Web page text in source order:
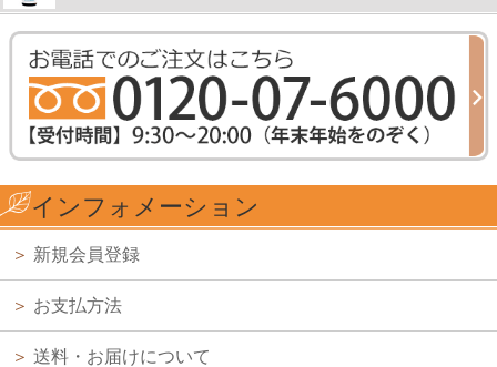
インフォメーション
＞ 新規会員登録
＞ お支払方法
＞ 送料・お届けについて